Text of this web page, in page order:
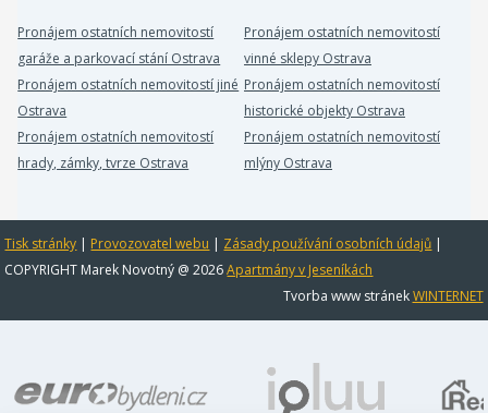
Pronájem ostatních nemovitostí
garáže a parkovací stání Ostrava
Pronájem ostatních nemovitostí
vinné sklepy Ostrava
Pronájem ostatních nemovitostí jiné
Ostrava
Pronájem ostatních nemovitostí
historické objekty Ostrava
Pronájem ostatních nemovitostí
hrady, zámky, tvrze Ostrava
Pronájem ostatních nemovitostí
mlýny Ostrava
Tisk stránky | Provozovatel webu | Zásady používání osobních údajů |
COPYRIGHT Marek Novotný @ 2026Apartmány v Jeseníkách
Tvorba www stránekWINTERNET